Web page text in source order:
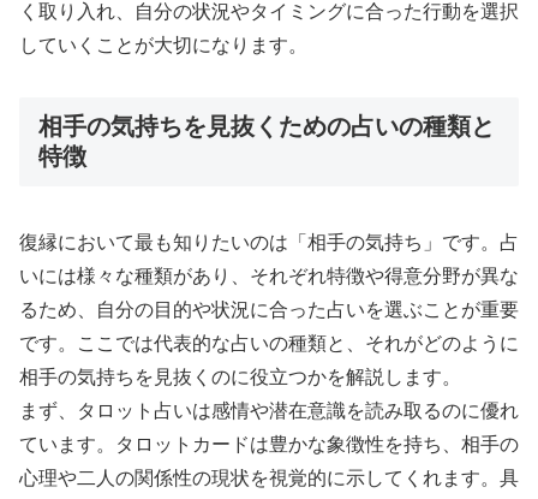
く取り入れ、自分の状況やタイミングに合った行動を選択
していくことが大切になります。
相手の気持ちを見抜くための占いの種類と
特徴
復縁において最も知りたいのは「相手の気持ち」です。占
いには様々な種類があり、それぞれ特徴や得意分野が異な
るため、自分の目的や状況に合った占いを選ぶことが重要
です。ここでは代表的な占いの種類と、それがどのように
相手の気持ちを見抜くのに役立つかを解説します。
まず、タロット占いは感情や潜在意識を読み取るのに優れ
ています。タロットカードは豊かな象徴性を持ち、相手の
心理や二人の関係性の現状を視覚的に示してくれます。具